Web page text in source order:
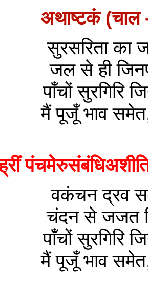
अथाष्टकं (चाल
सुरसरिता का
जल से ही
पाँचों सुरगिरि
मैं पूजूँ भाव
वकंचन द्रव
चंदन से जजत
पाँचों सुरगिरि
मैं पूजूँ भाव